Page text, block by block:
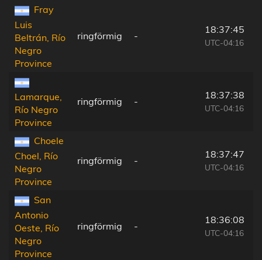
Fray
Luis
Beltrán, Río
Negro
Province
ringförmig -
18:37:45
UTC-04:16
Lamarque,
Río Negro
Province
ringförmig -
18:37:38
UTC-04:16
Choele
Choel, Río
Negro
Province
ringförmig -
18:37:47
UTC-04:16
San
Antonio
Oeste, Río
Negro
Province
ringförmig -
18:36:08
UTC-04:16